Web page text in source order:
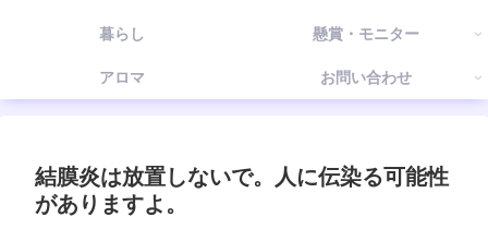
暮らし 懸賞・モニター
アロマ お問い合わせ
結膜炎は放置しないで。人に伝染る可能性
がありますよ。